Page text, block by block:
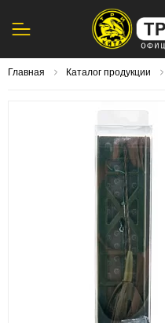
Главная Каталог продукции